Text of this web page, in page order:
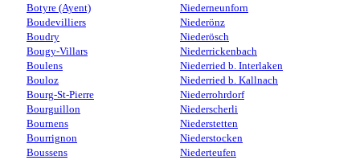
Botyre (Ayent)
Boudevilliers
Boudry
Bougy-Villars
Boulens
Bouloz
Bourg-St-Pierre
Bourguillon
Bournens
Bourrignon
Boussens
Niederneunforn
Niederönz
Niederösch
Niederrickenbach
Niederried b. Interlaken
Niederried b. Kallnach
Niederrohrdorf
Niederscherli
Niederstetten
Niederstocken
Niederteufen